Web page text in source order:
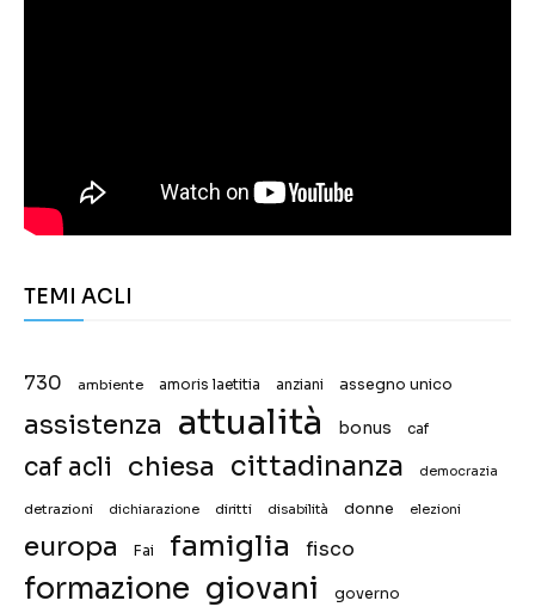
TEMI ACLI
730 ambiente amoris laetitia anziani assegno unico
assistenza attualità bonus caf
caf acli chiesa cittadinanza democrazia
detrazioni dichiarazione diritti disabilità donne elezioni
europa Fai famiglia fisco
formazione giovani governo